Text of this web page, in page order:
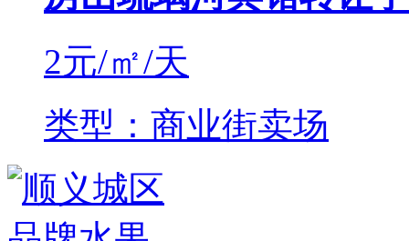
2元/㎡/天
类型：商业街卖场